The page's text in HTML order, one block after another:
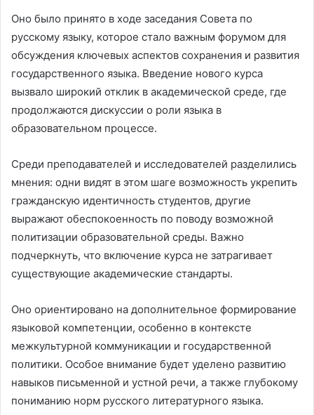
Оно было принято в ходе заседания Совета по
русскому языку, которое стало важным форумом для
обсуждения ключевых аспектов сохранения и развития
государственного языка. Введение нового курса
вызвало широкий отклик в академической среде, где
продолжаются дискуссии о роли языка в
образовательном процессе.
Среди преподавателей и исследователей разделились
мнения: одни видят в этом шаге возможность укрепить
гражданскую идентичность студентов, другие
выражают обеспокоенность по поводу возможной
политизации образовательной среды. Важно
подчеркнуть, что включение курса не затрагивает
существующие академические стандарты.
Оно ориентировано на дополнительное формирование
языковой компетенции, особенно в контексте
межкультурной коммуникации и государственной
политики. Особое внимание будет уделено развитию
навыков письменной и устной речи, а также глубокому
пониманию норм русского литературного языка.